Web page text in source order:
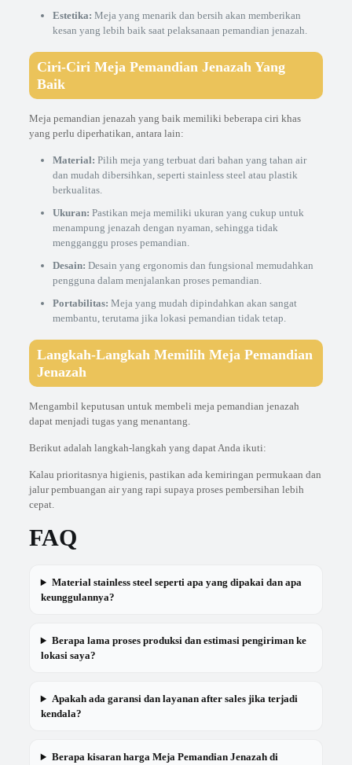
Estetika: Meja yang menarik dan bersih akan memberikan
kesan yang lebih baik saat pelaksanaan pemandian jenazah.
Ciri-Ciri Meja Pemandian Jenazah Yang
Baik
Meja pemandian jenazah yang baik memiliki beberapa ciri khas
yang perlu diperhatikan, antara lain:
Material: Pilih meja yang terbuat dari bahan yang tahan air
dan mudah dibersihkan, seperti stainless steel atau plastik
berkualitas.
Ukuran: Pastikan meja memiliki ukuran yang cukup untuk
menampung jenazah dengan nyaman, sehingga tidak
mengganggu proses pemandian.
Desain: Desain yang ergonomis dan fungsional memudahkan
pengguna dalam menjalankan proses pemandian.
Portabilitas: Meja yang mudah dipindahkan akan sangat
membantu, terutama jika lokasi pemandian tidak tetap.
Langkah-Langkah Memilih Meja Pemandian
Jenazah
Mengambil keputusan untuk membeli meja pemandian jenazah
dapat menjadi tugas yang menantang.
Berikut adalah langkah-langkah yang dapat Anda ikuti:
Kalau prioritasnya higienis, pastikan ada kemiringan permukaan dan
jalur pembuangan air yang rapi supaya proses pembersihan lebih
cepat.
FAQ
Material stainless steel seperti apa yang dipakai dan apa
keunggulannya?
Berapa lama proses produksi dan estimasi pengiriman ke
lokasi saya?
Apakah ada garansi dan layanan after sales jika terjadi
kendala?
Berapa kisaran harga Meja Pemandian Jenazah di